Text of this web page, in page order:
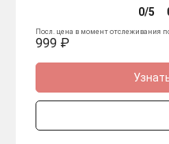
0/5
Посл. цена в момент отслеживания
999 ₽